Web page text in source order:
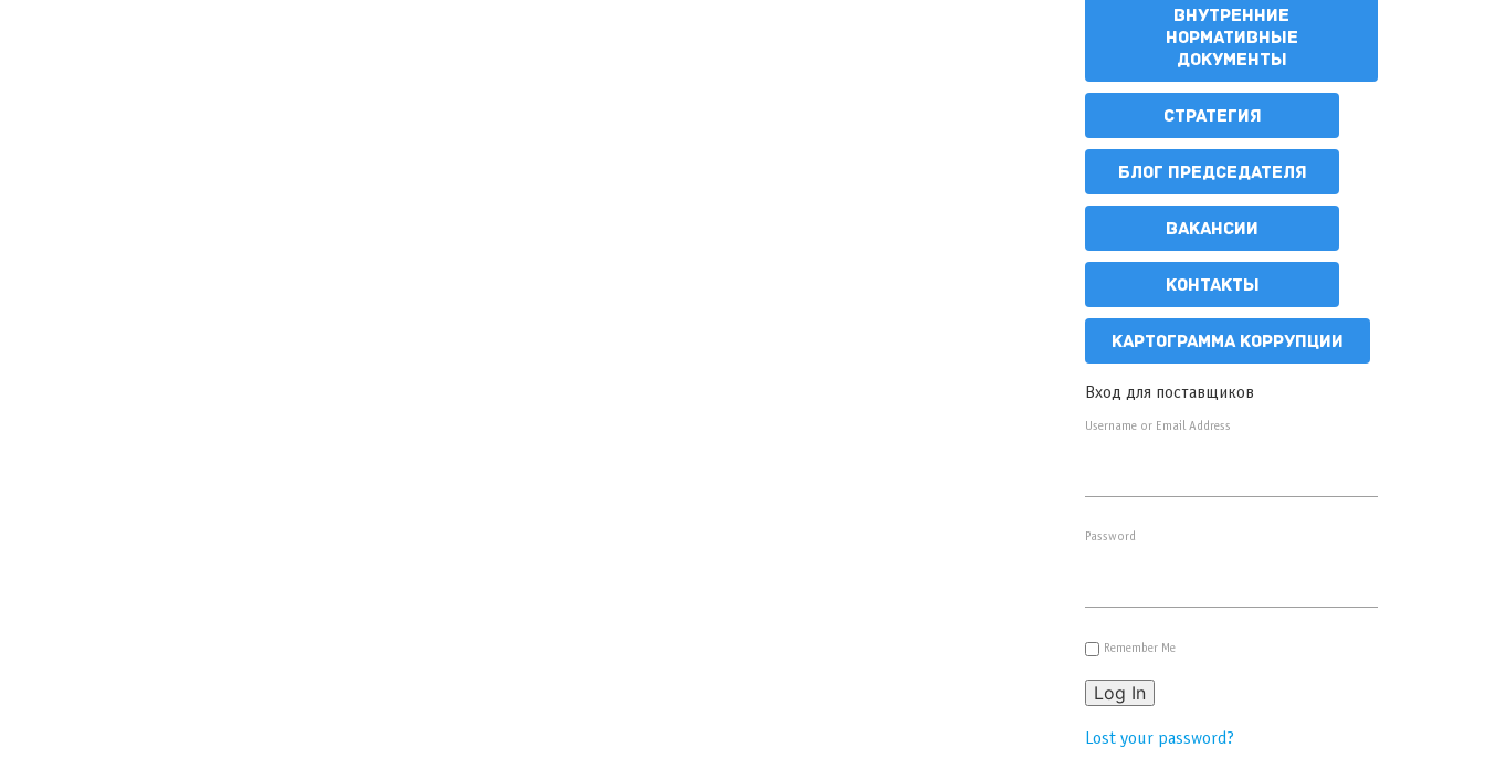
ВНУТРЕННИЕ
НОРМАТИВНЫЕ
ДОКУМЕНТЫ
СТРАТЕГИЯ
БЛОГ ПРЕДСЕДАТЕЛЯ
ВАКАНСИИ
КОНТАКТЫ
КАРТОГРАММА КОРРУПЦИИ
Вход для поставщиков
Username or Email Address
Password
Remember Me
Log In
Lost your password?